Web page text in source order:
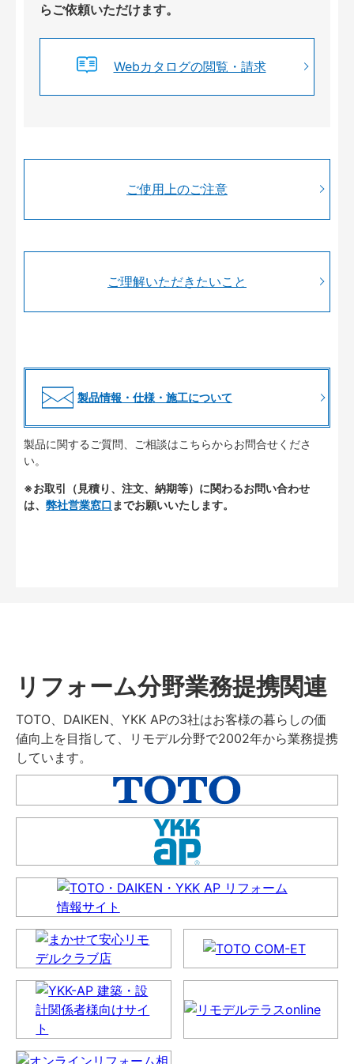
らご依頼いただけます。
Webカタログの閲覧・請求
ご使用上のご注意
ご理解いただきたいこと
製品情報・仕様・施工について
製品に関するご質問、ご相談はこちらからお問合せくださ
い。
※お取引（見積り、注文、納期等）に関わるお問い合わせ
は、 弊社営業窓口 までお願いいたします。
リフォーム分野業務提携関連
TOTO、DAIKEN、YKK APの3社はお客様の暮らしの価
値向上を目指して、リモデル分野で2002年から業務提携
しています。